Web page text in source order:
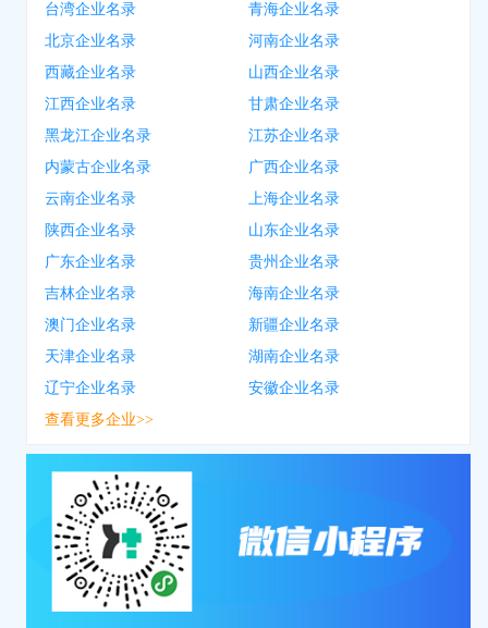
台湾企业名录
青海企业名录
北京企业名录
河南企业名录
西藏企业名录
山西企业名录
江西企业名录
甘肃企业名录
黑龙江企业名录
江苏企业名录
内蒙古企业名录
广西企业名录
云南企业名录
上海企业名录
陕西企业名录
山东企业名录
广东企业名录
贵州企业名录
吉林企业名录
海南企业名录
澳门企业名录
新疆企业名录
天津企业名录
湖南企业名录
辽宁企业名录
安徽企业名录
查看更多企业>>